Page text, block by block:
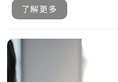
了解更多